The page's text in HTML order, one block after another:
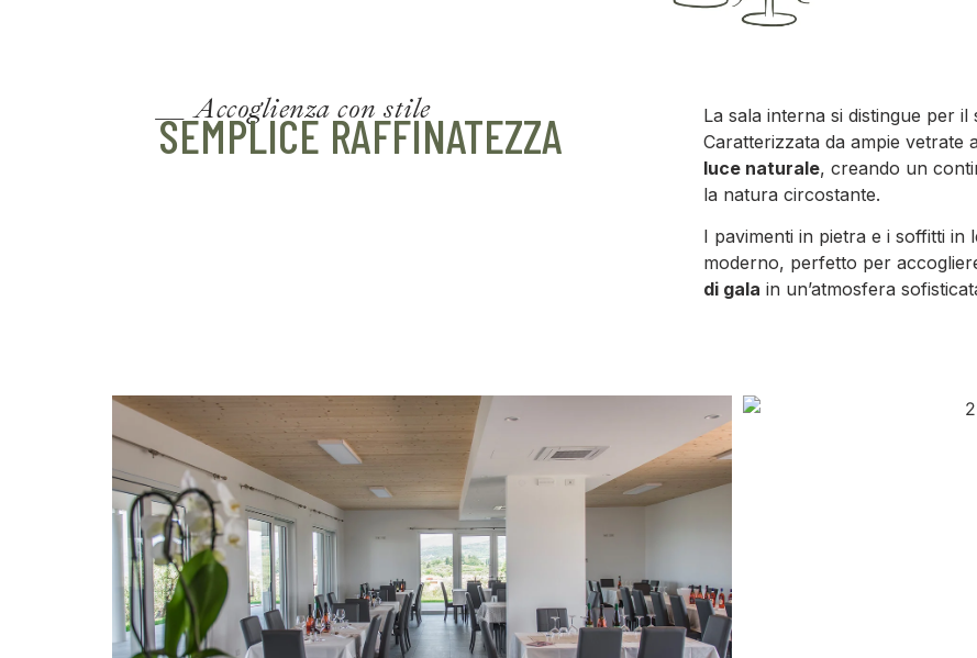
__ Accoglienza con stile
SEMPLICE RAFFINATEZZA
La sala interna si distingue per
Caratterizzata da ampie vetrate
luce naturale, creando un
la natura circostante.
I pavimenti in pietra e i soffitti
moderno, perfetto per
di gala in un’atmosfera